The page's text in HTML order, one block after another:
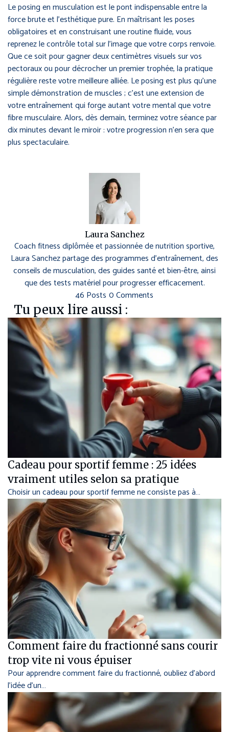
Le posing en musculation est le pont indispensable entre la
force brute et l’esthétique pure. En maîtrisant les poses
obligatoires et en construisant une routine fluide, vous
reprenez le contrôle total sur l’image que votre corps renvoie.
Que ce soit pour gagner deux centimètres visuels sur vos
pectoraux ou pour décrocher un premier trophée, la pratique
régulière reste votre meilleure alliée. Le posing est plus qu’une
simple démonstration de muscles ; c’est une extension de
votre entraînement qui forge autant votre mental que votre
fibre musculaire. Alors, dès demain, terminez votre séance par
dix minutes devant le miroir : votre progression n’en sera que
plus spectaculaire.
Laura Sanchez
Coach fitness diplômée et passionnée de nutrition sportive,
Laura Sanchez partage des programmes d’entraînement, des
conseils de musculation, des guides santé et bien-être, ainsi
que des tests matériel pour progresser efficacement.
46 Posts 0 Comments
Tu peux lire aussi :
Cadeau pour sportif femme : 25 idées
vraiment utiles selon sa pratique
Choisir un cadeau pour sportif femme ne consiste pas à…
Comment faire du fractionné sans courir
trop vite ni vous épuiser
Pour apprendre comment faire du fractionné, oubliez d’abord
l’idée d’un…